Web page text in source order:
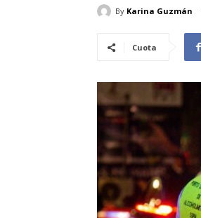
By Karina Guzmán
Cuota